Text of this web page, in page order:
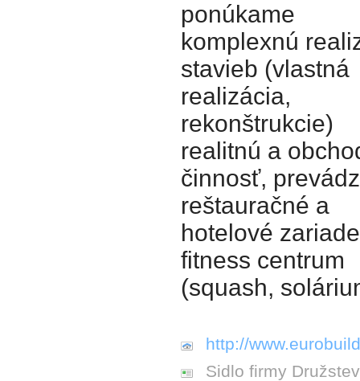
ponúkame
komplexnú
stavieb (vlastná
realizácia,
rekonštrukcie)
realitnú a
činnosť,
reštauračné a
hotelové
fitness centrum
(squash,
http://
Sidlo firmy